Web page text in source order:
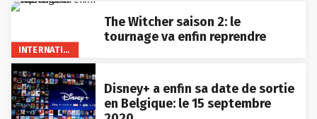
INTERNATIONAL
The Witcher saison 2: le
tournage va enfin reprendre
Disney+ a enfin sa date de sortie
en Belgique: le 15 septembre